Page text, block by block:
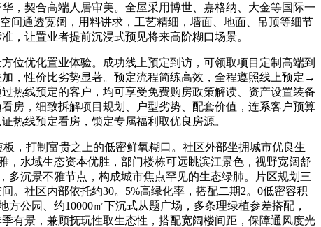
，契合高端人居审美。全屋采用博世、嘉格纳、大金等国际一
间通透宽阔，用料讲求，工艺精细，墙面、地面、吊顶等细节
，让置业者提前沉浸式预见将来高阶糊口场景。
优化置业体验。成功线上预定到访，可领取项目定制高端到
，性价比劣势显著。预定流程简练高效，全程遵照线上预定→
线预定的客户，均可享受免费购房政策解读、资产设置装备
房，细致拆解项目规划、户型劣势、配套价值，连系客户预算
热线预定看房，锁定专属福利取优良房源。
打制富贵之上的低密鲜氧糊口。社区外部坐拥城市优良生
，水域生态资本优胜，部门楼栋可远眺滨江景色，视野宽阔舒
多沉景不雅节点，构成城市焦点罕见的生态绿肺。片区规划三
。社区内部依托约30。5%高绿化率，搭配二期2。0低密容积
公园、约10000㎡下沉式从题广场，多条理绿植参差搭配，
有景，兼顾抚玩性取生态性，搭配宽阔楼间距，保障通风度光